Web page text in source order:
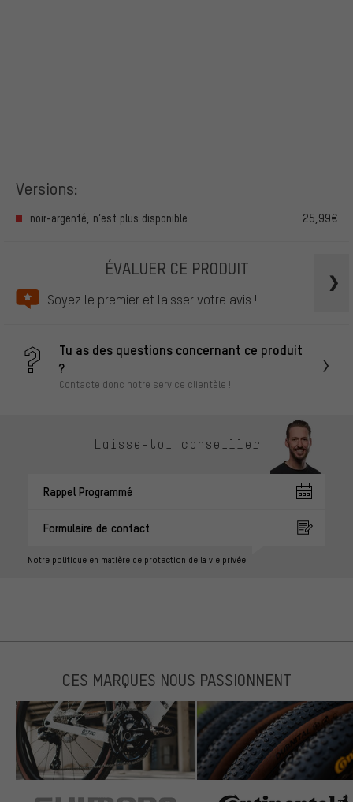
Versions:
noir-argenté, n’est plus disponible 25,99€
ÉVALUER CE PRODUIT
Soyez le premier et laisser votre avis !
Tu as des questions concernant ce produit
?
Contacte donc notre service clientèle !
Laisse-toi conseiller
Rappel Programmé
Formulaire de contact
Notre politique en matière de protection de la vie privée
CES MARQUES NOUS PASSIONNENT